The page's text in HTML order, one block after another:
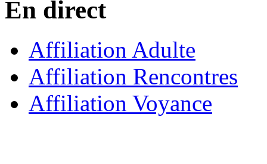
En direct
Affiliation Adulte
Affiliation Rencontres
Affiliation Voyance